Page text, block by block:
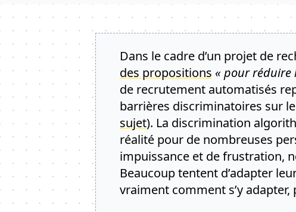
Dans le cadre d’un projet de
des propositions « pour réduire
de recrutement automatisés
barrières discriminatoires sur
sujet). La discrimination
réalité pour de nombreuses
impuissance et de frustration,
Beaucoup tentent d’adapter
vraiment comment s’y